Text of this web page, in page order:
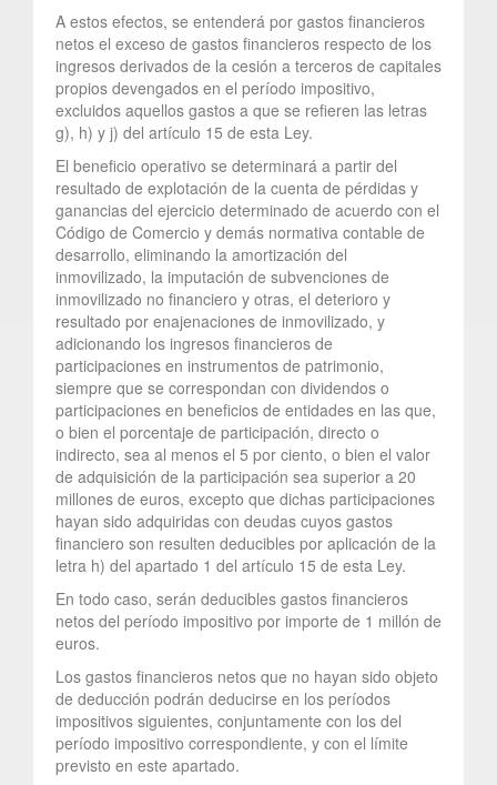
A estos efectos, se entenderá por gastos financieros
netos el exceso de gastos financieros respecto de los
ingresos derivados de la cesión a terceros de capitales
propios devengados en el período impositivo,
excluidos aquellos gastos a que se refieren las letras
g), h) y j) del artículo 15 de esta Ley.
El beneficio operativo se determinará a partir del
resultado de explotación de la cuenta de pérdidas y
ganancias del ejercicio determinado de acuerdo con el
Código de Comercio y demás normativa contable de
desarrollo, eliminando la amortización del
inmovilizado, la imputación de subvenciones de
inmovilizado no financiero y otras, el deterioro y
resultado por enajenaciones de inmovilizado, y
adicionando los ingresos financieros de
participaciones en instrumentos de patrimonio,
siempre que se correspondan con dividendos o
participaciones en beneficios de entidades en las que,
o bien el porcentaje de participación, directo o
indirecto, sea al menos el 5 por ciento, o bien el valor
de adquisición de la participación sea superior a 20
millones de euros, excepto que dichas participaciones
hayan sido adquiridas con deudas cuyos gastos
financiero son resulten deducibles por aplicación de la
letra h) del apartado 1 del artículo 15 de esta Ley.
En todo caso, serán deducibles gastos financieros
netos del período impositivo por importe de 1 millón de
euros.
Los gastos financieros netos que no hayan sido objeto
de deducción podrán deducirse en los períodos
impositivos siguientes, conjuntamente con los del
período impositivo correspondiente, y con el límite
previsto en este apartado.